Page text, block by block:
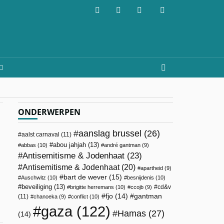
ONDERWERPEN
aalst carnaval (11) aanslag brussel (26)
abbas (10) abou jahjah (13) andré gantman (9)
Antisemitisme & Jodenhaat (23)
Antisemitisme & Jodenhaat(20) apartheid (9)
Auschwitz (10) bart de wever (15) besnijdenis (10)
beveiliging (13) brigitte herremans (10) ccojb (9)
cd&v
(11)
chanoeka (9) conflict (10) fjo (14) gantman
(14) gaza(122) Hamas (27)